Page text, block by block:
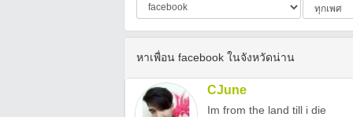
หาเพื่อน facebook ในจังหวัดน่าน
CJune
Im from the land till i die